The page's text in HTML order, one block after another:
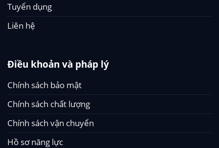
Tuyển dụng
Liên hệ
Điều khoản và pháp lý
Chính sách bảo mật
Chính sách chất lượng
Chính sách vận chuyển
Hồ sơ năng lực